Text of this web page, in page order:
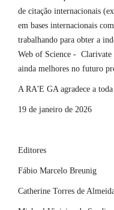
de citação internacionais
em bases internacionais
trabalhando para obter a
Web of Science - Clarivate
ainda melhores no futuro
A RA'E GA agradece a
19 de janeiro de 2026
Editores
Fábio Marcelo Breunig
Catherine Torres de